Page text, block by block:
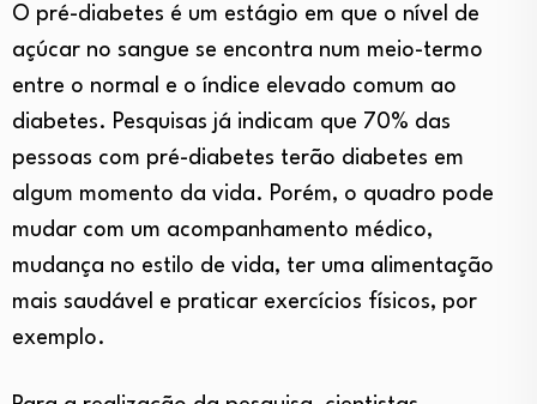
O pré-diabetes é um estágio em que o nível de
açúcar no sangue se encontra num meio-termo
entre o normal e o índice elevado comum ao
diabetes. Pesquisas já indicam que 70% das
pessoas com pré-diabetes terão diabetes em
algum momento da vida. Porém, o quadro pode
mudar com um acompanhamento médico,
mudança no estilo de vida, ter uma alimentação
mais saudável e praticar exercícios físicos, por
exemplo.